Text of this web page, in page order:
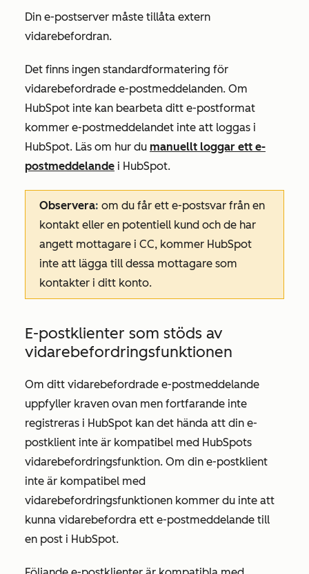
Din e-postserver måste tillåta extern
vidarebefordran.
Det finns ingen standardformatering för
vidarebefordrade e-postmeddelanden. Om
HubSpot inte kan bearbeta ditt e-postformat
kommer e-postmeddelandet inte att loggas i
HubSpot. Läs om hur du manuellt loggar ett e-
postmeddelande i HubSpot.
Observera: om du får ett e-postsvar från en
kontakt eller en potentiell kund och de har
angett mottagare i CC, kommer HubSpot
inte att lägga till dessa mottagare som
kontakter i ditt konto.
E-postklienter som stöds av
vidarebefordringsfunktionen
Om ditt vidarebefordrade e-postmeddelande
uppfyller kraven ovan men fortfarande inte
registreras i HubSpot kan det hända att din e-
postklient inte är kompatibel med HubSpots
vidarebefordringsfunktion. Om din e-postklient
inte är kompatibel med
vidarebefordringsfunktionen kommer du inte att
kunna vidarebefordra ett e-postmeddelande till
en post i HubSpot.